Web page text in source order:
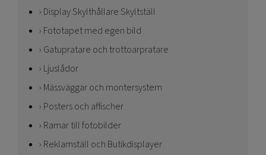
Display Skylthållare Skyltställ
Fototapet med egen bild
Gatupratare och trottoarpratare
Ljuslådor
Mässväggar och montersystem
Posters och affischer
Ramar till fotobilder
Reklamställ och Butikdisplayer